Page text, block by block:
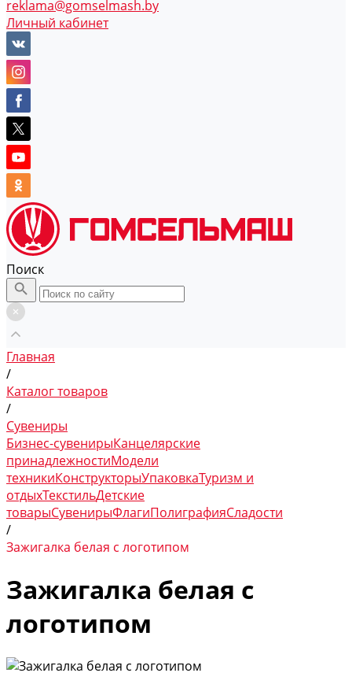
reklama@gomselmash.by
Личный кабинет
Поиск
Главная
/
Каталог товаров
/
Сувениры
Бизнес-сувенирыКанцелярские
принадлежностиМодели
техникиКонструкторыУпаковкаТуризм и
отдыхТекстильДетские
товарыСувенирыФлагиПолиграфияСладости
/
Зажигалка белая с логотипом
Зажигалка белая с
логотипом